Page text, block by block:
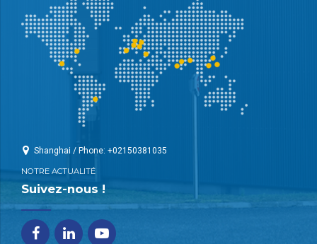
Shanghai / Phone: +02150381035
NOTRE ACTUALITÉ
Suivez-nous !